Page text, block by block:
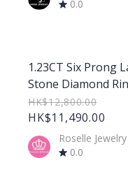
0.0
1.23CT Six Prong
Stone Diamond
HK$12,800.00
HK$11,490.00
Roselle Jewelry
0.0